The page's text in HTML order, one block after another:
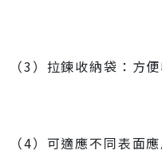
（3）拉鍊收納袋：方
（4）可適應不同表面